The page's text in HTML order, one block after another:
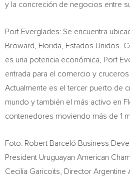
y la concreción de negocios entre
Port Everglades: Se encuentra
Broward, Florida , Estados Unidos.
es una potencia económica, Port
entrada para el comercio y cruceros
Actualmente es el tercer puerto de
mundo y también el más activo en
contenedores moviendo más de 1
Foto: Robert Barceló Business
President Uruguayan American
Cecilia Garicoïts, Director Argentine